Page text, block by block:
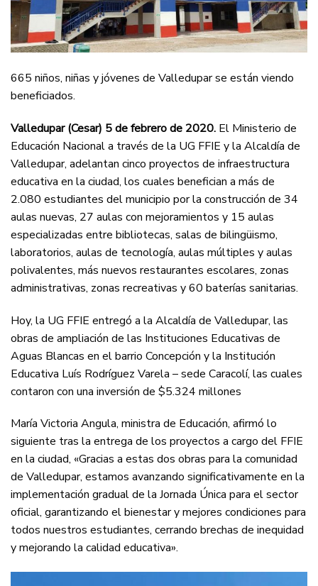
665 niños, niñas y jóvenes de Valledupar se están viendo
beneficiados.
Valledupar (Cesar) 5 de febrero de 2020. El Ministerio de
Educación Nacional a través de la UG FFIE y la Alcaldía de
Valledupar, adelantan cinco proyectos de infraestructura
educativa en la ciudad, los cuales benefician a más de
2.080 estudiantes del municipio por la construcción de 34
aulas nuevas, 27 aulas con mejoramientos y 15 aulas
especializadas entre bibliotecas, salas de bilingüismo,
laboratorios, aulas de tecnología, aulas múltiples y aulas
polivalentes, más nuevos restaurantes escolares, zonas
administrativas, zonas recreativas y 60 baterías sanitarias.
Hoy, la UG FFIE entregó a la Alcaldía de Valledupar, las
obras de ampliación de las Instituciones Educativas de
Aguas Blancas en el barrio Concepción y la Institución
Educativa Luís Rodríguez Varela – sede Caracolí, las cuales
contaron con una inversión de $5.324 millones
María Victoria Angula, ministra de Educación, afirmó lo
siguiente tras la entrega de los proyectos a cargo del FFIE
en la ciudad, «Gracias a estas dos obras para la comunidad
de Valledupar, estamos avanzando significativamente en la
implementación gradual de la Jornada Única para el sector
oficial, garantizando el bienestar y mejores condiciones para
todos nuestros estudiantes, cerrando brechas de inequidad
y mejorando la calidad educativa».